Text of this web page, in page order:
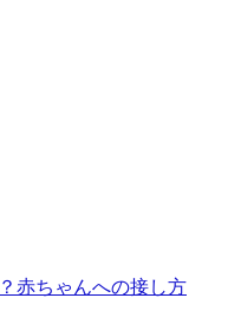
赤ちゃんへの接し方